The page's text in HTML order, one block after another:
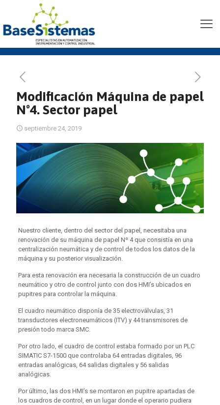
Modificación Máquina de
papel Nº4. Sector papel
Modificación Máquina de papel
Nº4. Sector papel
septiembre 24, 2019
Nuestro cliente, dentro del sector del papel, necesitaba una
renovación de su máquina de papel Nº 4 que consistía en una
centralización neumática y de control de todos los datos de la
máquina y su posterior visualización.
Para esta renovación era necesaria la construcción de un cuadro
neumático y otro de control junto con dos HMI’s ubicados en
pupitres para controlar la máquina.
El cuadro neumático disponía de 35 electroválvulas, 31
transductores electroneumáticos (ITV) y 44 transmisores de
presión todo marca SMC.
Por otro lado, el cuadro de control estaba formado por un PLC
SIMATIC S7-1500 que controlaba 64 entradas digitales, 96
entradas analógicas, 64 salidas digitales y 56 salidas
analógicas.
Por último, las dos HMI’s se montaron en pupitre apartadas de
los cuadros de control, en un lugar donde el operario pudiera